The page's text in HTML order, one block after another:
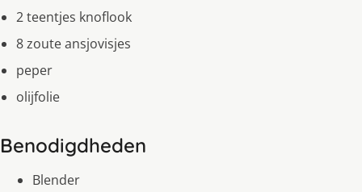
2 teentjes knoflook
8 zoute ansjovisjes
peper
olijfolie
Benodigdheden
Blender